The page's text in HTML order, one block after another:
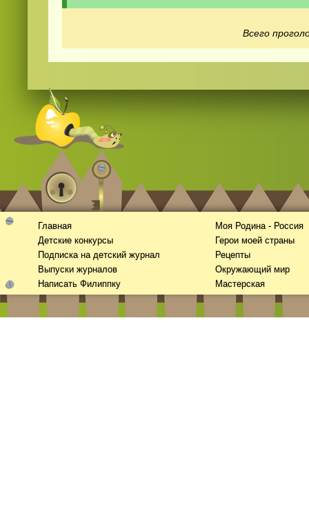
Всего
Главная
Детские конкурсы
Подписка на детский журнал
Выпуски журналов
Написать Филиппку
Моя Родина - Россия
Герои моей страны
Рецепты
Окружающий мир
Мастерская
скачатьна телефон бесплатно